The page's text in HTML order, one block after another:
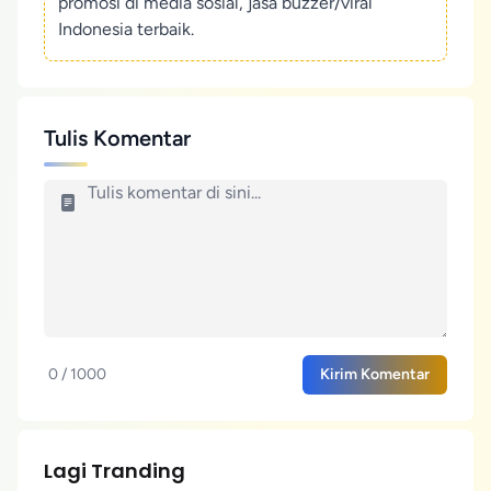
Indonesia terbaik.
Tulis Komentar
0 / 1000 Kirim Komentar
Lagi Tranding